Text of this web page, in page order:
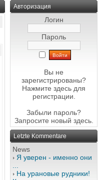
Авторизация
Логин
Пароль
Вы не
зарегистрированы?
Нажмите здесь для
регистрации.
Забыли пароль?
Запросите новый здесь.
Letzte Kommentare
News
Я уверен - именно они
На урановые рудники!